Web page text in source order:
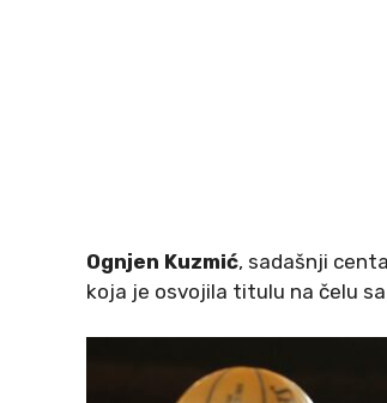
Ognjen Kuzmić, sadašnji
koja je osvojila titulu na čelu